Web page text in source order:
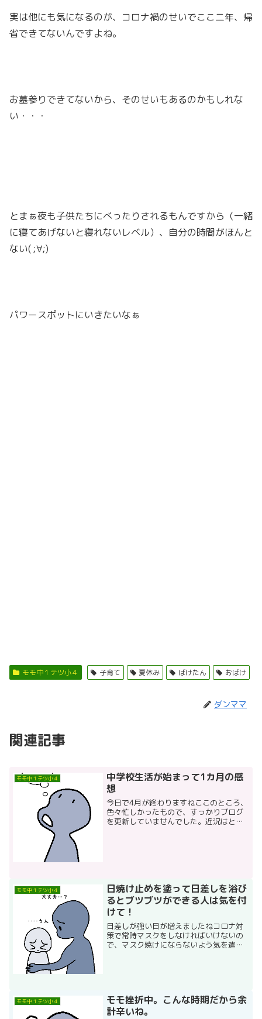
実は他にも気になるのが、コロナ禍のせいでここ二年、帰
省できてないんですよね。
お墓参りできてないから、そのせいもあるのかもしれな
い・・・
とまぁ夜も子供たちにべったりされるもんですから（一緒
に寝てあげないと寝れないレベル）、自分の時間がほんと
ない( ;∀;)
パワースポットにいきたいなぁ
モモ中１テツ小４ 子育て 夏休み ばけたん おばけ
ダンママ
関連記事
モモ中１テツ小４
中学校生活が始まって1カ月の感
想
今日で4月が終わりますねここのところ、
色々忙しかったもので、すっかりブログ
を更新していませんでした。近況はとい
モモ中１テツ小４
日焼け止めを塗って日差しを浴び
るとブツブツができる人は気を付
けて！
日差しが強い日が増えましたねコロナ対
策で常時マスクをしなければいけないの
で、マスク焼けにならないよう気を遣う
モモ中１テツ小４
モモ挫折中。こんな時期だから余
計辛いね。